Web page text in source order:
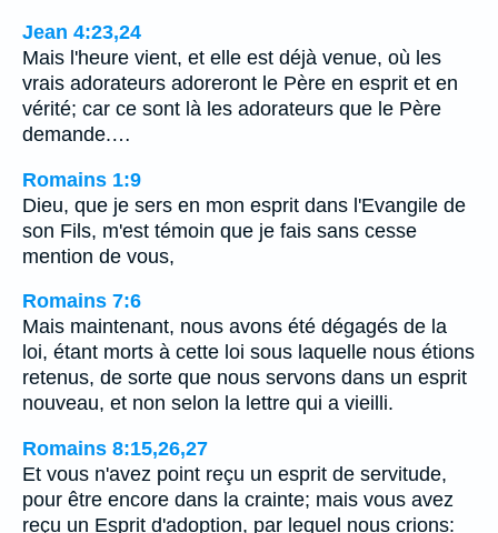
Jean 4:23,24
Mais l'heure vient, et elle est déjà venue, où les
vrais adorateurs adoreront le Père en esprit et en
vérité; car ce sont là les adorateurs que le Père
demande.…
Romains 1:9
Dieu, que je sers en mon esprit dans l'Evangile de
son Fils, m'est témoin que je fais sans cesse
mention de vous,
Romains 7:6
Mais maintenant, nous avons été dégagés de la
loi, étant morts à cette loi sous laquelle nous étions
retenus, de sorte que nous servons dans un esprit
nouveau, et non selon la lettre qui a vieilli.
Romains 8:15,26,27
Et vous n'avez point reçu un esprit de servitude,
pour être encore dans la crainte; mais vous avez
reçu un Esprit d'adoption, par lequel nous crions: